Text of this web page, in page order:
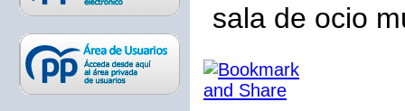
sala de ocio